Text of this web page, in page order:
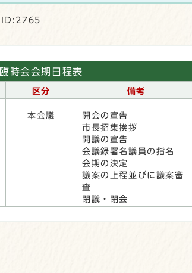
ID:2765
臨時会会期日程表
区分 備考
本会議
開会の宣告
市長招集挨拶
開議の宣告
会議録署名議員の指名
会期の決定
議案の上程並びに議案審
査
閉議・閉会